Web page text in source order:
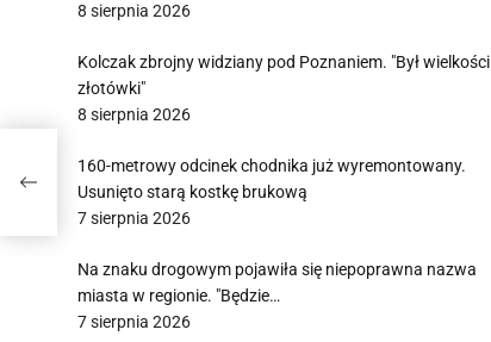
8 sierpnia 2026
Kolczak zbrojny widziany pod Poznaniem. "Był wielkości
złotówki"
8 sierpnia 2026
160-metrowy odcinek chodnika już wyremontowany.
Usunięto starą kostkę brukową
7 sierpnia 2026
Na znaku drogowym pojawiła się niepoprawna nazwa
miasta w regionie. "Będzie…
7 sierpnia 2026